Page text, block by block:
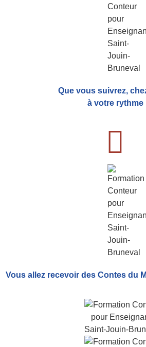
Que vous suivrez,
à votre rythme
Vous allez recevoir des Contes du